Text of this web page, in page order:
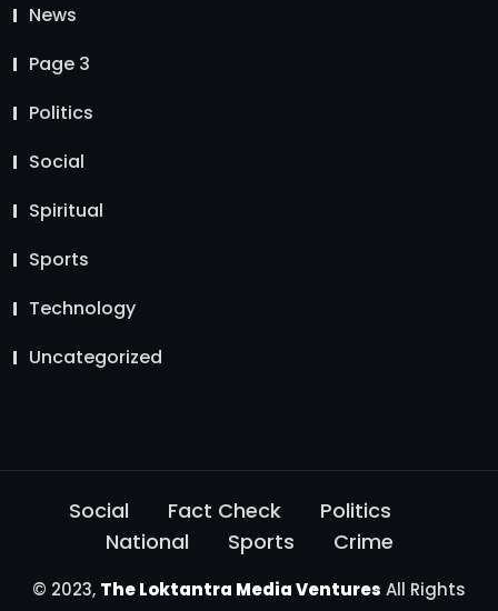
News
Page 3
Politics
Social
Spiritual
Sports
Technology
Uncategorized
Social Fact Check
Politics
National
Sports Crime
© 2023, The Loktantra Media Ventures All Rights